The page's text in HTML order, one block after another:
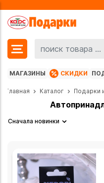
МАГАЗИНЫ СКИДКИ
Главная Каталог Подарки
Сначала новинки